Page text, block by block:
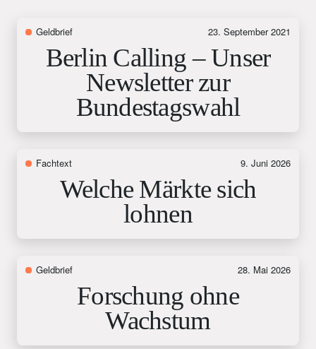
Geldbrief 23. September 2021
Berlin Calling – Unser
Newsletter zur
Bundestagswahl
Fachtext 9. Juni 2026
Welche Märkte sich
lohnen
Geldbrief 28. Mai 2026
Forschung ohne
Wachstum